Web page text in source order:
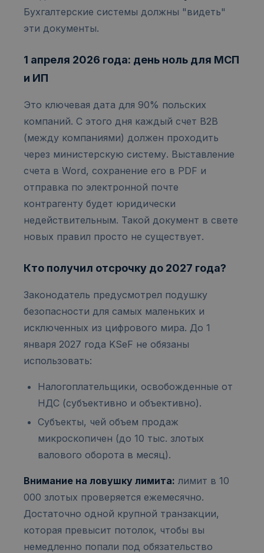
Бухгалтерские системы должны "видеть"
эти документы.
1 апреля 2026 года: день ноль для МСП
и ИП
Это ключевая дата для 90% польских
компаний. С этого дня каждый счет B2B
(между компаниями) должен проходить
через министерскую систему. Выставление
счета в Word, сохранение его в PDF и
отправка по электронной почте
контрагенту будет юридически
недействительным. Такой документ в свете
новых правил просто не существует.
Кто получил отсрочку до 2027 года?
Законодатель предусмотрел подушку
безопасности для самых маленьких и
исключенных из цифрового мира. До 1
января 2027 года KSeF не обязаны
использовать:
Налогоплательщики, освобожденные от
НДС (субъективно и объективно).
Субъекты, чей объем продаж
микроскопичен (до 10 тыс. злотых
валового оборота в месяц).
Внимание на ловушку лимита: лимит в 10
000 злотых проверяется ежемесячно.
Достаточно одной крупной транзакции,
которая превысит потолок, чтобы вы
немедленно попали под обязательство